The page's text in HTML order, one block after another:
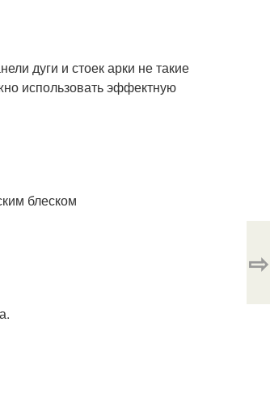
дуги и стоек арки не такие
использовать эффектную
блеском
⇨